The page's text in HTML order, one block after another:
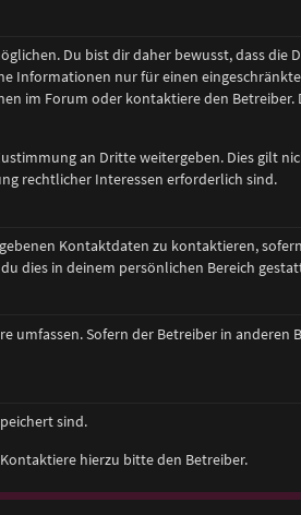
Du bist dir daher bewusst, dass
Informationen nur für einen
im Forum oder kontaktiere den
an Dritte weitergeben. Dies gilt
rechtlicher Interessen erforderlich sind.
Kontaktdaten zu kontaktieren,
dies in deinem persönlichen Bereich
umfassen. Sofern der Betreiber in
sind.
hierzu bitte den Betreiber.